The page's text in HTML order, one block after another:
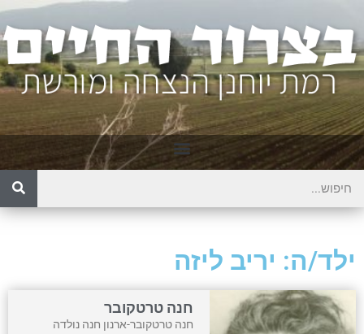
ילד/ה: יריב ליזה
חנה טרטקובר
חנה טרטקובר-ארנון חנה נולדה